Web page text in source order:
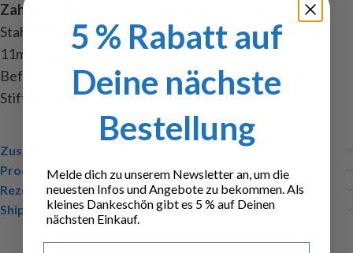
Zahnrad 30 Zähne
Stahl, Ideal zum Getriebebau, Außen Ø 32mm, Breite
11mm, Zahnbreite 5mm, Naben Ø 14mm, zwei
Befestigungsbohrung M4, Inhalt : 1 Zahnrad und 2
Stiftschraube M4x5
Zusätzliche Informationen
Produktsicherheit
Rezensionen (0)
Shipping & Delivery
5 % Rabatt auf
Deine nächste
Bestellung
Melde dich zu unserem Newsletter an, um die
neuesten Infos und Angebote zu bekommen. Als
kleines Dankeschön gibt es 5 % auf Deinen
nächsten Einkauf.